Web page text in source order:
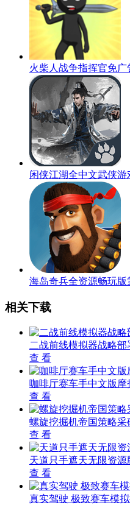
火柴人战争指挥官免广
闲侠江湖全中文武侠游
海岛奇兵全资源畅玩版
相关下载
二战前线模拟器战略部
查 看
咖啡厅赛车手中文版摩
查 看
螺旋挖掘机帝国策略采
查 看
天道只手遮天无限资源
查 看
真实驾驶 极致赛车模